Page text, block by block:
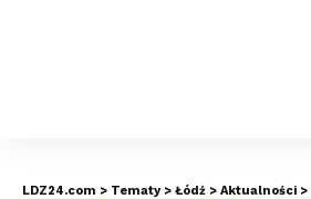
LDZ24.com > Tematy > Łódź > Aktualności >